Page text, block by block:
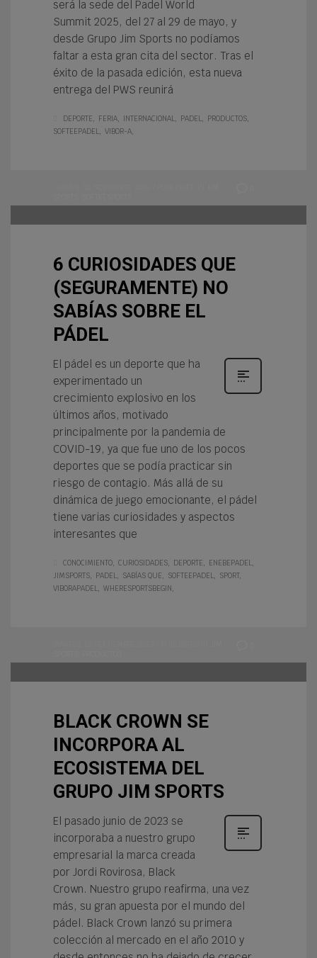
será la sede del Padel World
Summit 2025, del 27 al 29 de mayo, y
desde Grupo Jim Sports no podíamos
faltar a esta gran cita del sector. Tras el
éxito de la pasada edición, esta nueva
entrega del PWS reunirá
DEPORTE FERIA INTERNACIONAL PADEL
PRODUCTOS
SOFTEEPADEL
VIBOR-A
6 CURIOSIDADES QUE
(SEGURAMENTE) NO
SABÍAS SOBRE EL
PÁDEL
El pádel es un deporte que ha
experimentado un
crecimiento explosivo en los
últimos años, motivado
principalmente por la pandemia de
COVID-19, ya que fue uno de los pocos
deportes que se podía practicar sin
riesgo de contagio. Más allá de su
dinámica de juego emocionante, el pádel
tiene varias curiosidades y aspectos
interesantes que
CONOCIMIENTO CURIOSIDADES DEPORTE
ENEBEPADEL
JIMSPORTS
PADEL SABÍAS QUE SOFTEEPADEL
SPORT
VIBORAPADEL
WHERESPORTSBEGIN
BLACK CROWN SE
INCORPORA AL
ECOSISTEMA DEL
GRUPO JIM SPORTS
El pasado junio de 2023 se
incorporaba a nuestro grupo
empresarial la marca creada
por Jordi Rovirosa, Black
Crown. Nuestro grupo reafirma, una vez
más, su gran apuesta por el mundo del
pádel. Black Crown lanzó su primera
colección al mercado en el año 2010 y